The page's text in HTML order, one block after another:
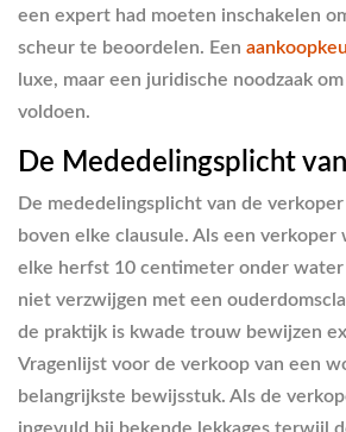
een expert had moeten inschakelen
scheur te beoordelen. Een
luxe, maar een juridische noodzaak
voldoen.
De Mededelingsplicht
De mededelingsplicht van de
boven elke clausule. Als een
elke herfst 10 centimeter onder water
niet verzwijgen met een
de praktijk is kwade trouw bewijzen
Vragenlijst voor de verkoop van een
belangrijkste bewijsstuk. Als de
ingevuld bij bekende lekkages terwijl